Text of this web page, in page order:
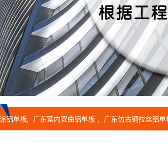
铝单板 广东室内双曲铝单板 广东仿古铜拉丝铝单